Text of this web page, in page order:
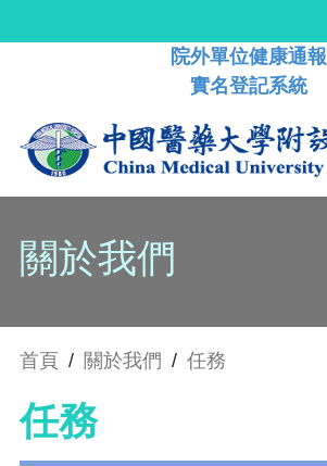
院外單位健康通報
實名登記系統
關於我們
首頁 / 關於我們 / 任務
任務